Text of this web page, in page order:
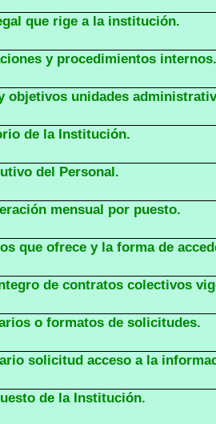
que rige a la institución.
y procedimientos
objetivos unidades
de la Institución.
del Personal.
mensual por puesto.
que ofrece y la forma de
de contratos colectivos
o formatos de solicitudes.
solicitud acceso a la
de la Institución.